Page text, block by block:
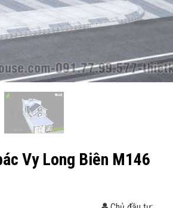
Vy Long Biên M146